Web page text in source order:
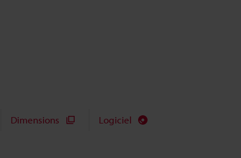
Dimensions Logiciel